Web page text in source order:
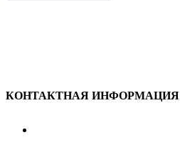
КОНТАКТНАЯ ИНФОРМАЦИЯ